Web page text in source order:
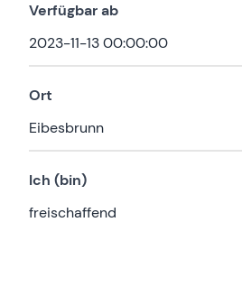
Verfügbar ab
2023-11-13 00:00:00
Ort
Eibesbrunn
Ich (bin)
freischaffend